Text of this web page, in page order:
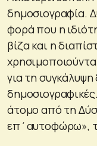
δημοσιογραφία.
φορά που η
βίζα και η
για τη
άτομο από τη
επ΄αυτοφώρω»,